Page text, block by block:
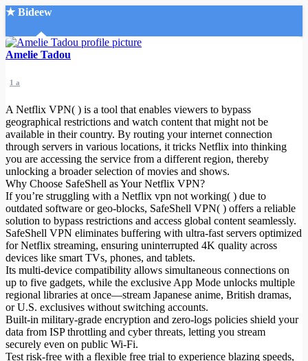
★ Bideew
Accueil
Recherche Avancée
Mon compte
Connexion
Créer un compte
Mode nuit
Amelie Tadou
1 a
A Netflix VPN( ) is a tool that enables viewers to bypass
geographical restrictions and watch content that might not be
available in their country. By routing your internet connection
through servers in various locations, it tricks Netflix into thinking
you are accessing the service from a different region, thereby
unlocking a broader selection of movies and shows.
Why Choose SafeShell as Your Netflix VPN?
If you’re struggling with a Netflix vpn not working( ) due to
outdated software or geo-blocks, SafeShell VPN( ) offers a reliable
solution to bypass restrictions and access global content seamlessly.
SafeShell VPN eliminates buffering with ultra-fast servers optimized
for Netflix streaming, ensuring uninterrupted 4K quality across
devices like smart TVs, phones, and tablets.
Its multi-device compatibility allows simultaneous connections on
up to five gadgets, while the exclusive App Mode unlocks multiple
regional libraries at once—stream Japanese anime, British dramas,
or U.S. exclusives without switching accounts.
Built-in military-grade encryption and zero-logs policies shield your
data from ISP throttling and cyber threats, letting you stream
securely even on public Wi-Fi.
Test risk-free with a flexible free trial to experience blazing speeds,